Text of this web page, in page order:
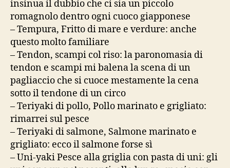
insinua il dubbio che ci sia un piccolo
romagnolo dentro ogni cuoco giapponese
– Tempura, Fritto di mare e verdure: anche
questo molto familiare
– Tendon, scampi col riso: la paronomasia di
tendon e scampi mi balena la scena di un
pagliaccio che si cuoce mestamente la cena
sotto il tendone di un circo
– Teriyaki di pollo, Pollo marinato e grigliato:
rimarrei sul pesce
– Teriyaki di salmone, Salmone marinato e
grigliato: ecco il salmone forse sì
– Uni-yaki Pesce alla griglia con pasta di uni: gli